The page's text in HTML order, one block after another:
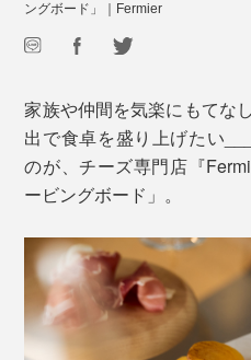
ングボード」｜Fermier
家族や仲間を気楽にもてな
出で食卓を盛り上げたい
のが、チーズ専門店『
ービングボード」。